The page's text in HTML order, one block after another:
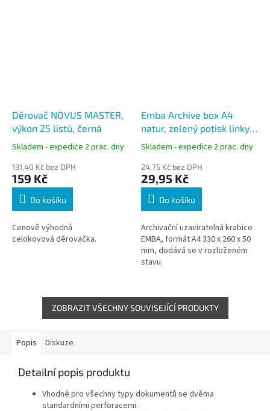
Děrovač NOVUS MASTER,
výkon 25 listů, černá
Skladem - expedice 2 prac. dny
131,40 Kč bez DPH
159 Kč
Do košíku
Cenově výhodná
celokovová děrovačka.
Emba Archive box A4
natur, zelený potisk linky,
hřbet 50 mm, silná
Skladem - expedice 2 prac. dny
24,75 Kč bez DPH
29,95 Kč
Do košíku
Archivační uzaviratelná krabice
EMBA, formát A4 330 x 260 x 50
mm, dodává se v rozloženém
stavu.
ZOBRAZIT VŠECHNY SOUVISEJÍCÍ PRODUKTY
Popis Diskuze
Detailní popis produktu
Vhodné pro všechny typy dokumentů se dvěma
standardními perforacemi.